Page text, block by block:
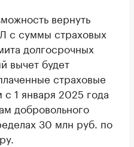
вернуть
с суммы страховых
долгосрочных
вычет будет
страховые
1 января 2025 года
добровольного
30 млн руб. по